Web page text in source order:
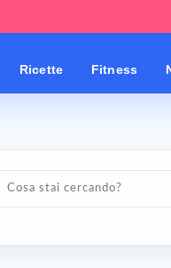
Ricette Fitness